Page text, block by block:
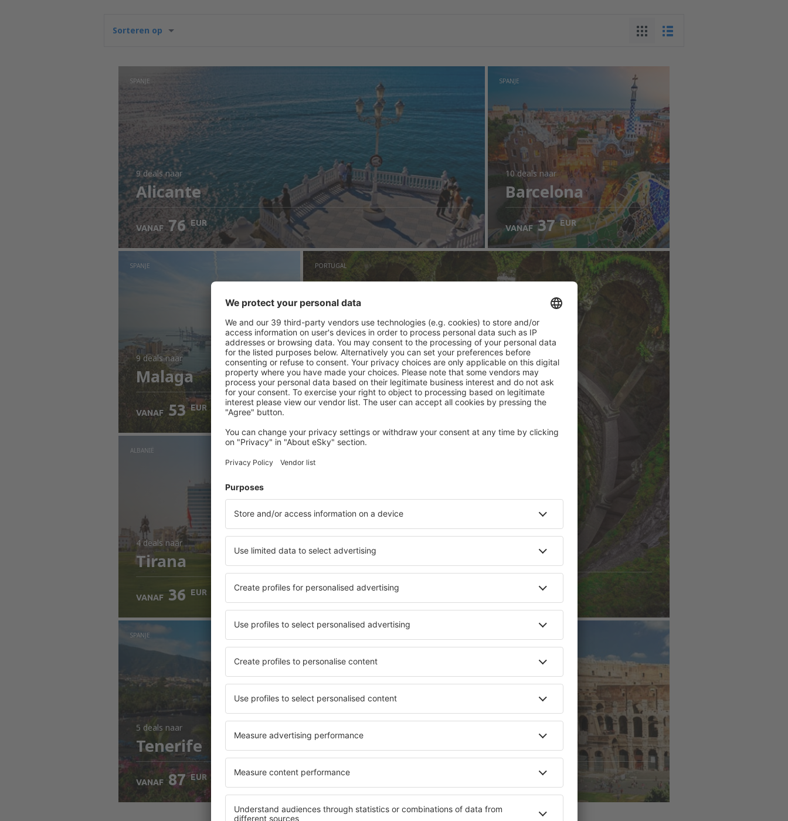
Sorteren op
SPANJE
9 dealsnaar
Alicante
VANAF 76 EUR
SPANJE
10 deals naar
Barcelona
VANAF 37 EUR
SPANJE
9 dealsnaar
Malaga
VANAF 53 EUR
PORTUGAL
4 dealsnaar
Lissabon
62 EUR
ALBANIË
4 deals naar
Tirana
VANAF 36 EUR
SPANJE
5 deals naar
Tenerife
VANAF 87 EUR
Valencia Rome
60